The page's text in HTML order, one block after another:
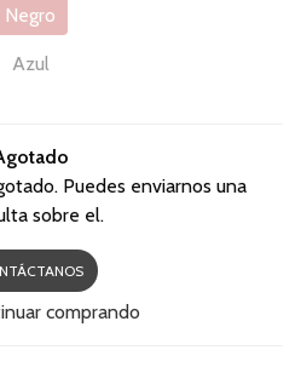
Negro
Azul
Puedes enviarnos una
sobre el.
comprando